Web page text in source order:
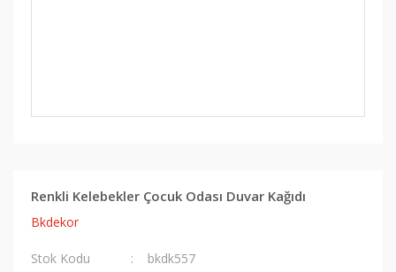
Renkli Kelebekler Çocuk Odası Duvar Kağıdı
Bkdekor
Stok Kodu
bkdk557